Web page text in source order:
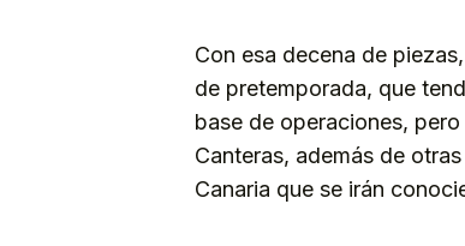
Con esa decena de
de pretemporada, que
base de operaciones,
Canteras, además de
Canaria que se irán